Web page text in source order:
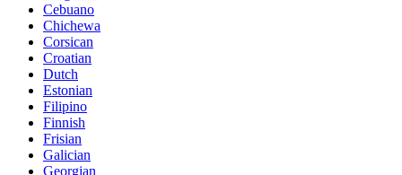
Cebuano
Chichewa
Corsican
Croatian
Dutch
Estonian
Filipino
Finnish
Frisian
Galician
Georgian